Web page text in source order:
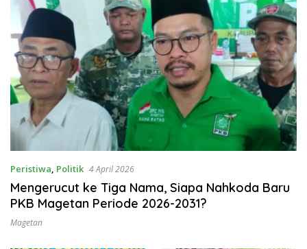
Peristiwa, Politik 4 April 2026
Mengerucut ke Tiga Nama, Siapa Nahkoda Baru
PKB Magetan Periode 2026-2031?
Magetan